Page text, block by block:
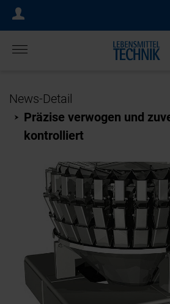
Login Menu
Home
News-Detail
Präzise verwogen und
kontrolliert